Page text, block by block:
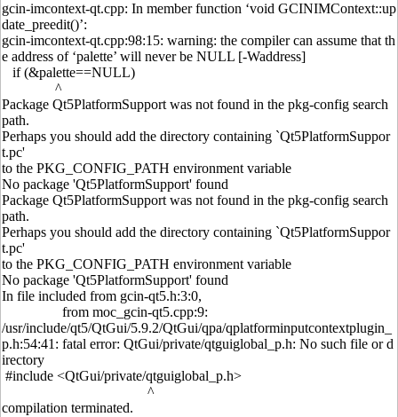
gcin-imcontext-qt.cpp: In member function ‘void GCINIMContext::up
date_preedit()’:
gcin-imcontext-qt.cpp:98:15: warning: the compiler can assume that th
e address of ‘palette’ will never be NULL [-Waddress]
if (&palette==NULL)
^
Package Qt5PlatformSupport was not found in the pkg-config search
path.
Perhaps you should add the directory containing `Qt5PlatformSuppor
t.pc'
to the PKG_CONFIG_PATH environment variable
No package 'Qt5PlatformSupport' found
Package Qt5PlatformSupport was not found in the pkg-config search
path.
Perhaps you should add the directory containing `Qt5PlatformSuppor
t.pc'
to the PKG_CONFIG_PATH environment variable
No package 'Qt5PlatformSupport' found
In file included from gcin-qt5.h:3:0,
from moc_gcin-qt5.cpp:9:
/usr/include/qt5/QtGui/5.9.2/QtGui/qpa/qplatforminputcontextplugin_
p.h:54:41: fatal error: QtGui/private/qtguiglobal_p.h: No such file or d
irectory
#include <QtGui/private/qtguiglobal_p.h>
^
compilation terminated.